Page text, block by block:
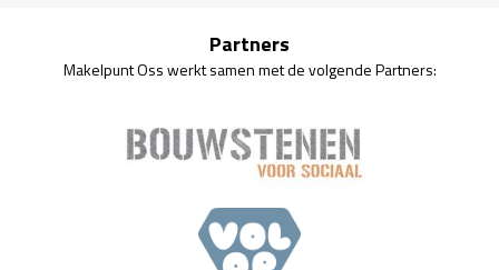
Partners
Makelpunt Oss werkt samen met de volgende Partners: